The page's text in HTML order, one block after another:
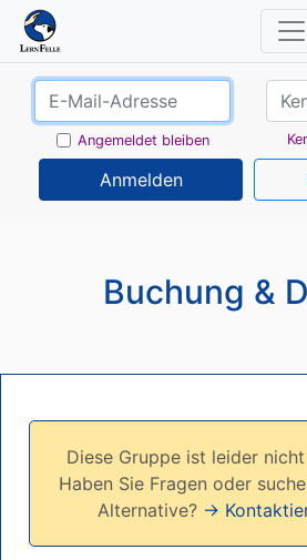
Angemeldet bleiben
Anmelden
Buchung &
Diese Gruppe ist leider
Haben Sie Fragen oder
Alternative? →